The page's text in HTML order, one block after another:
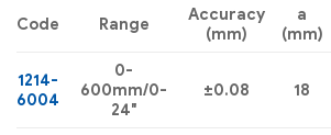
Code Range
Accuracy
(mm)
a
(mm)
1214-
6004
0-
600mm/0-
24″
±0.08 18